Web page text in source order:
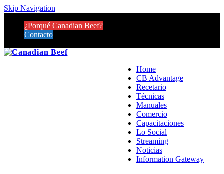
Skip Navigation
¿Porqué Canadian Beef?
Contacto
Home
CB Advantage
Recetario
Técnicas
Manuales
Comercio
Capacitaciones
Lo Social
Streaming
Noticias
Information Gateway